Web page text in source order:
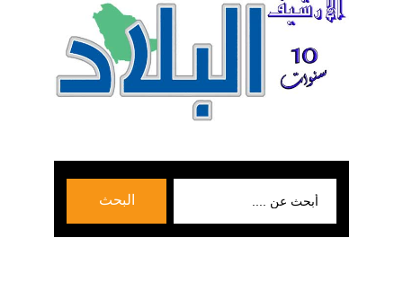
البحث